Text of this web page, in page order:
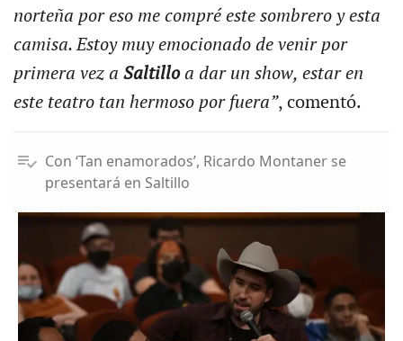
norteña por eso me compré este sombrero y esta
camisa. Estoy muy emocionado de venir por
primera vez a Saltilloa dar un show, estar en
este teatro tan hermoso por fuera”, comentó.
Con ‘Tan enamorados’, Ricardo Montaner se
presentará en Saltillo